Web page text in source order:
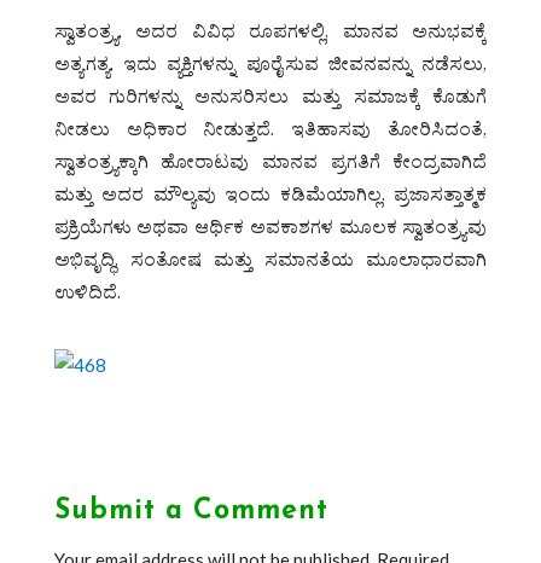
ಸ್ವಾತಂತ್ರ್ಯ, ಅದರ ವಿವಿಧ ರೂಪಗಳಲ್ಲಿ, ಮಾನವ ಅನುಭವಕ್ಕೆ
ಅತ್ಯಗತ್ಯ. ಇದು ವ್ಯಕ್ತಿಗಳನ್ನು ಪೂರೈಸುವ ಜೀವನವನ್ನು ನಡೆಸಲು,
ಅವರ ಗುರಿಗಳನ್ನು ಅನುಸರಿಸಲು ಮತ್ತು ಸಮಾಜಕ್ಕೆ ಕೊಡುಗೆ
ನೀಡಲು ಅಧಿಕಾರ ನೀಡುತ್ತದೆ. ಇತಿಹಾಸವು ತೋರಿಸಿದಂತೆ,
ಸ್ವಾತಂತ್ರ್ಯಕ್ಕಾಗಿ ಹೋರಾಟವು ಮಾನವ ಪ್ರಗತಿಗೆ ಕೇಂದ್ರವಾಗಿದೆ
ಮತ್ತು ಅದರ ಮೌಲ್ಯವು ಇಂದು ಕಡಿಮೆಯಾಗಿಲ್ಲ. ಪ್ರಜಾಸತ್ತಾತ್ಮಕ
ಪ್ರಕ್ರಿಯೆಗಳು ಅಥವಾ ಆರ್ಥಿಕ ಅವಕಾಶಗಳ ಮೂಲಕ ಸ್ವಾತಂತ್ರ್ಯವು
ಅಭಿವೃದ್ಧಿ, ಸಂತೋಷ ಮತ್ತು ಸಮಾನತೆಯ ಮೂಲಾಧಾರವಾಗಿ
ಉಳಿದಿದೆ.
Submit a Comment